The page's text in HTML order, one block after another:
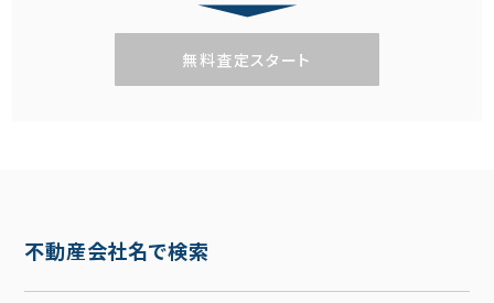
無料査定スタート
不動産会社名で検索